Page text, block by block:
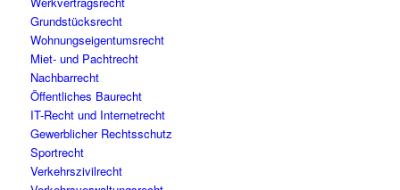
Grundstücksrecht
Wohnungseigentumsrecht
Miet- und Pachtrecht
Nachbarrecht
Öffentliches Baurecht
IT-Recht und Internetrecht
Gewerblicher Rechtsschutz
Sportrecht
Verkehrszivilrecht